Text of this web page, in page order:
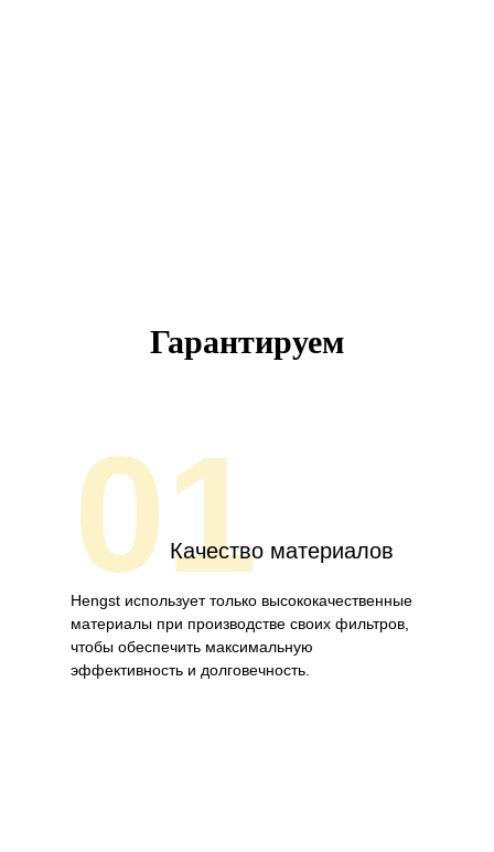
Гарантируем
01Качество материалов
Hengst использует только высококачественные
материалы при производстве своих фильтров,
чтобы обеспечить максимальную
эффективность и долговечность.